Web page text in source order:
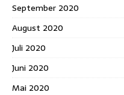
September 2020
August 2020
Juli 2020
Juni 2020
Mai 2020